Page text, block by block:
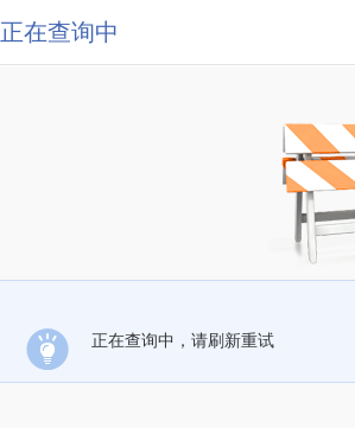
正在查询中
正在查询中，请刷新重试